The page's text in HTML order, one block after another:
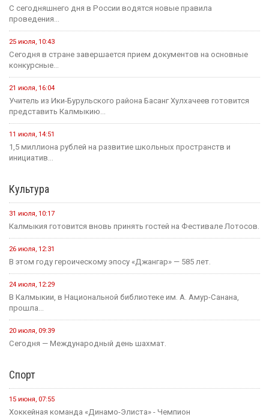
С сегодняшнего дня в России водятся новые правила
проведения...
25 июля, 10:43
Сегодня в стране завершается прием документов на основные
конкурсные...
21 июля, 16:04
Учитель из Ики-Бурульского района Басанг Хулхачеев готовится
представить Калмыкию...
11 июля, 14:51
1,5 миллиона рублей на развитие школьных пространств и
инициатив...
Культура
31 июля, 10:17
Калмыкия готовится вновь принять гостей на Фестивале Лотосов.
26 июля, 12:31
В этом году героическому эпосу «Джангар» — 585 лет.
24 июля, 12:29
В Калмыкии, в Национальной библиотеке им. А. Амур-Санана,
прошла...
20 июля, 09:39
Сегодня — Международный день шахмат.
Спорт
15 июня, 07:55
Хоккейная команда «Динамо-Элиста» - Чемпион